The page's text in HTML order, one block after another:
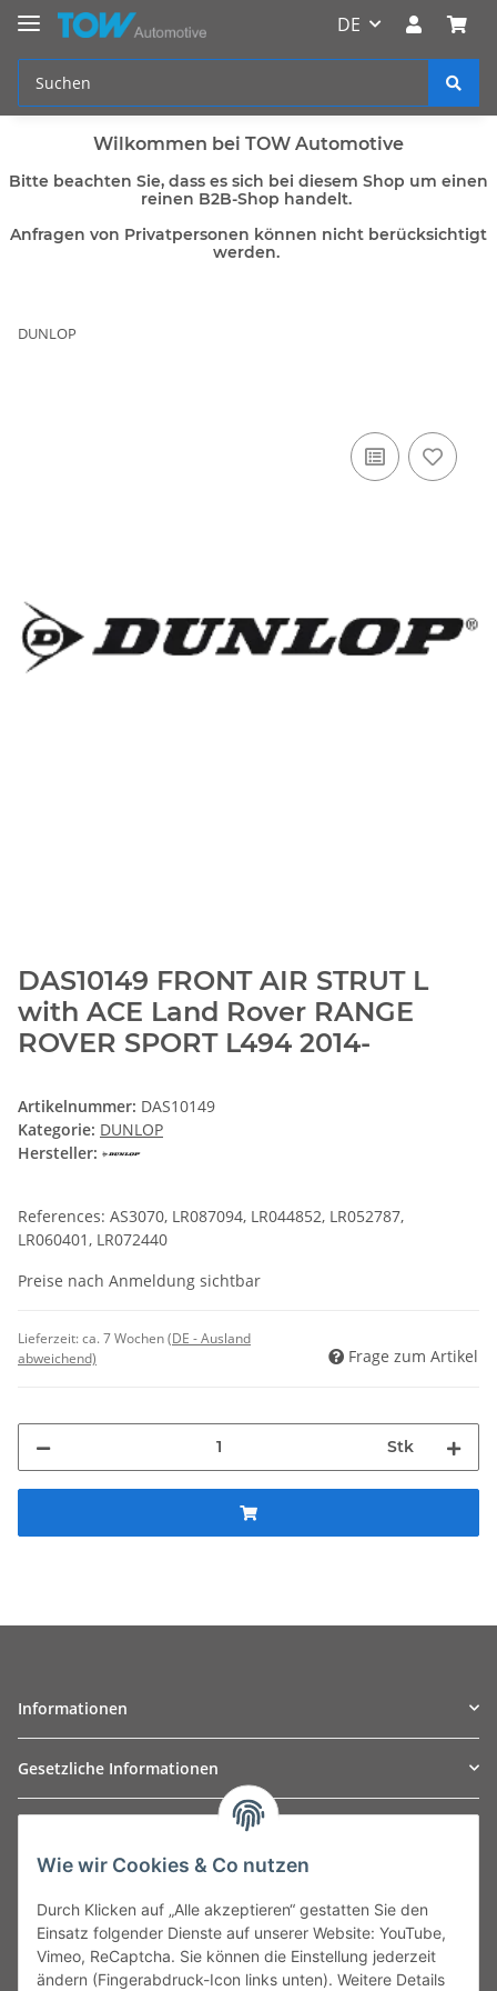
DE
Wilkommen bei TOW Automotive
Bitte beachten Sie, dass es sich bei diesem Shop um einen
reinen B2B-Shop handelt.
Anfragen von Privatpersonen können nicht berücksichtigt
werden.
DUNLOP
DAS10149 FRONT AIR STRUT L
with ACE Land Rover RANGE
ROVER SPORT L494 2014-
Artikelnummer: DAS10149
Kategorie: DUNLOP
Hersteller:
References: AS3070, LR087094, LR044852, LR052787,
LR060401, LR072440
Preise nach Anmeldung sichtbar
Lieferzeit:ca. 7 Wochen(DE - Ausland
abweichend)
Frage zum Artikel
Stk
Informationen
Gesetzliche Informationen
Leibnizstraße 2a
Germany
Phone:+49 40 5287270
Fax:+49 40 5281050
Wie wir Cookies & Co nutzen
Durch Klicken auf „Alle akzeptieren“ gestatten Sie den
Einsatz folgender Dienste auf unserer Website: YouTube,
Vimeo, ReCaptcha. Sie können die Einstellung jederzeit
ändern (Fingerabdruck-Icon links unten). Weitere Details